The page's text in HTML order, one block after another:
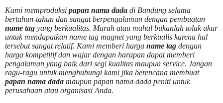
Kami memproduksi papan nama dada di Bandung selama
bertahun-tahun dan sangat berpengalaman dengan pembuatan
name tag yang berkualitas. Murah atau mahal bukanlah tolak ukur
untuk mendapatkan name tag magnet yang berkualis karena hal
tersebut sangat relatif. Kami memberi harga name tag dengan
harga kompetitif dan wajar dengan harapan dapat memberi
pengalaman yang baik dari segi kualitas maupun service. Jangan
ragu-ragu untuk menghubungi kami jika berencana membuat
papan nama dada maupun papan nama dada peniti untuk
perusahaan atau organisasi Anda.